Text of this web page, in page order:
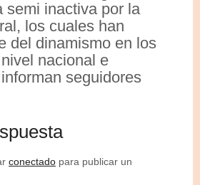
semi inactiva por la
los cuales han
del dinamismo en los
nacional e
seguidores
conectado para publicar un